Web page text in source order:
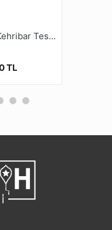
online
beraber zamanla
güvenle alışveriş
Fosil Parçacıklı Sıkma Kehribar Tesbih
TL